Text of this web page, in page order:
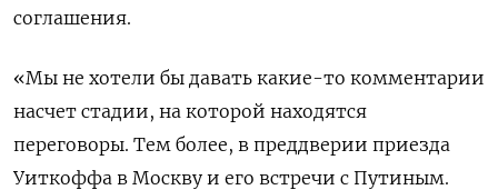
соглашения.
«Мы не хотели бы давать какие-⁠то комментарии
насчет ​стадии, на которой находятся
переговоры. ⁠Тем более, в преддверии приезда
Уиткоффа в Москву и его ⁠встречи с Путиным.